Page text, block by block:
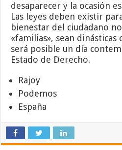
desaparecer y la ocasión
Las leyes deben existir
bienestar del ciudadano
«familias», sean dinásticas
será posible un día
Estado de Derecho.
Rajoy
Podemos
España